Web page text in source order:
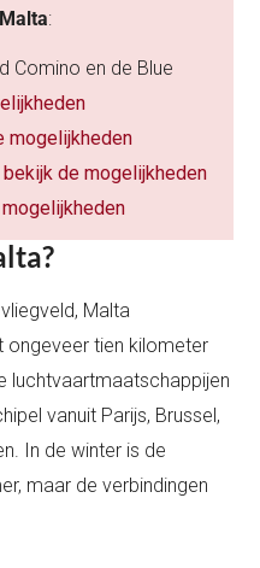
:
Comino en de Blue
mogelijkheden
bekijk de mogelijkheden
Malta
ongeveer tien kilometer
luchtvaartmaatschappijen
vanuit Parijs, Brussel,
In de winter is de
maar de verbindingen